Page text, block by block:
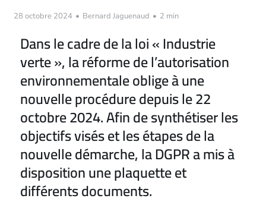
28 octobre 2024 • Bernard Jaguenaud • 2 min
Dans le cadre de la loi « Industrie
verte », la réforme de l’autorisation
environnementale oblige à une
nouvelle procédure depuis le 22
octobre 2024. Afin de synthétiser les
objectifs visés et les étapes de la
nouvelle démarche, la DGPR a mis à
disposition une plaquette et
différents documents.